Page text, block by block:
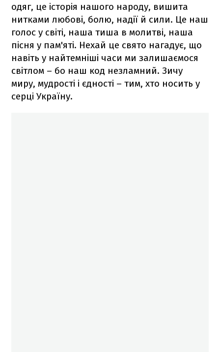
одяг, це історія нашого народу, вишита
нитками любові, болю, надії й сили. Це наш
голос у світі, наша тиша в молитві, наша
пісня у пам'яті. Нехай це свято нагадує, що
навіть у найтемніші часи ми залишаємося
світлом – бо наш код незламний. Зичу
миру, мудрості і єдності – тим, хто носить у
серці Україну.